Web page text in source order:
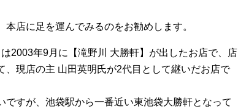
店に足を運んでみるのをお勧めします。
2003年9月に【滝野川 大勝軒】が出したお店で、店
、現店の主 山田英明氏が2代目として継いだお店で
すが、池袋駅から一番近い東池袋大勝軒となって